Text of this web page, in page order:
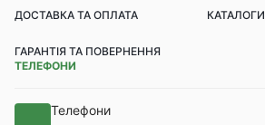
ДОСТАВКА ТА ОПЛАТА КАТАЛОГИ
ГАРАНТІЯ ТА ПОВЕРНЕННЯ
ТЕЛЕФОНИ
Телефони